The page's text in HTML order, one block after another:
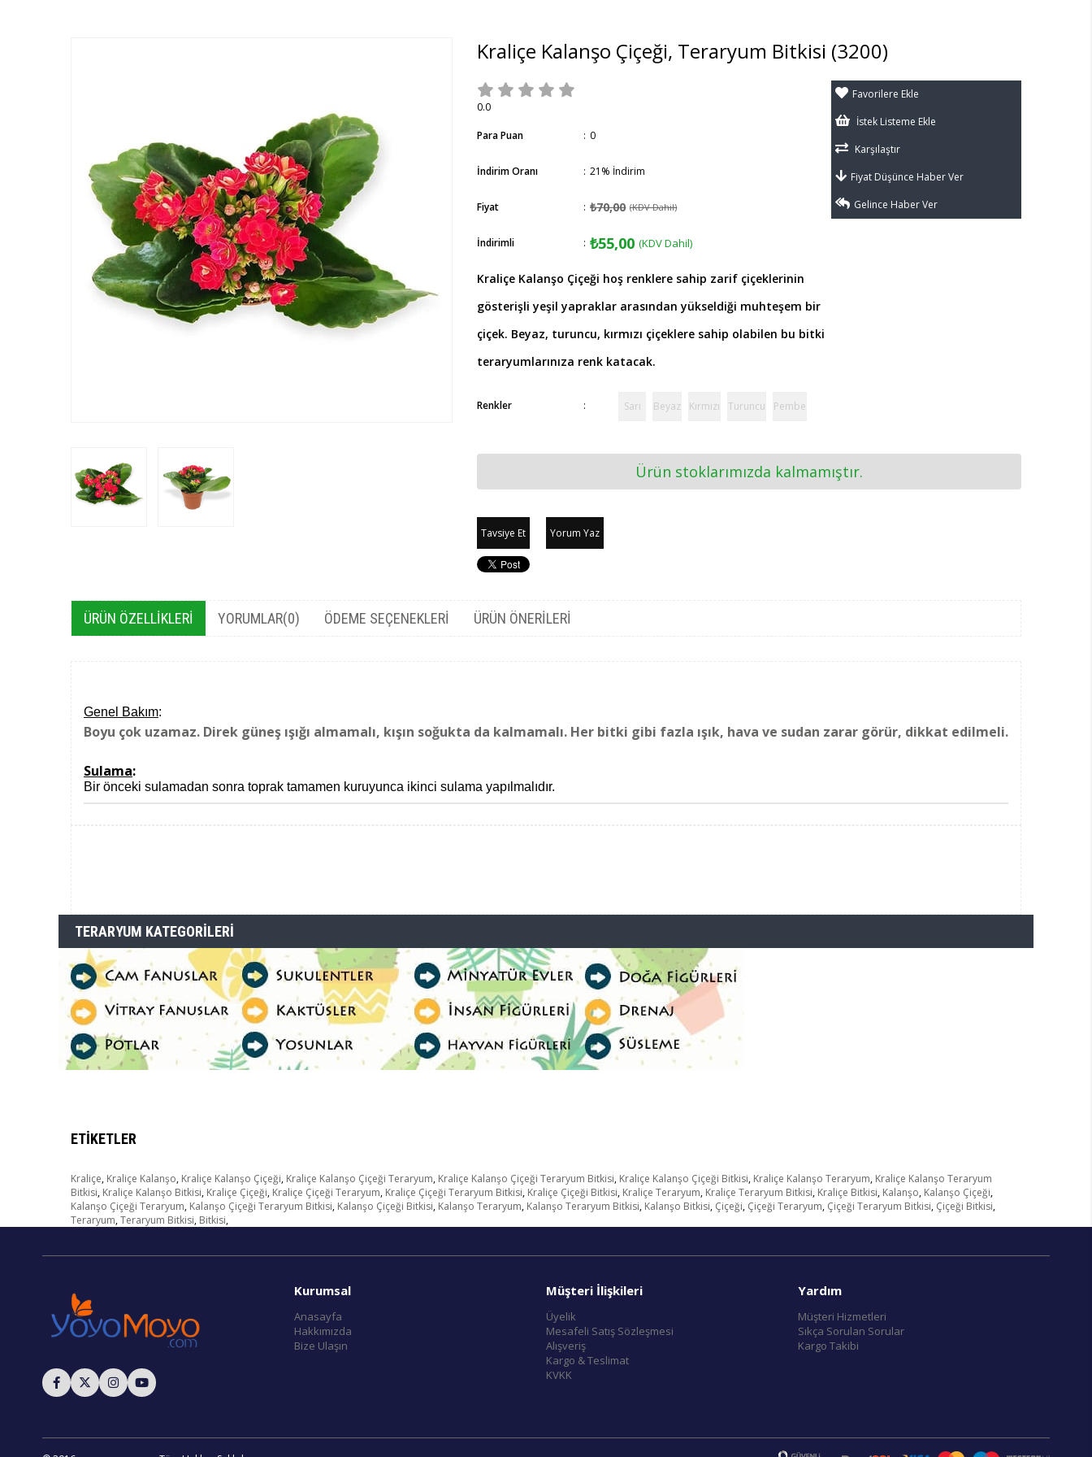
Kraliçe Kalanşo Çiçeği, Teraryum Bitkisi (3200)
0.0
Para Puan : 0
İndirim Oranı : %
21 İndirim
Fiyat : ₺70,00 (KDV Dahil)
İndirimli : ₺55,00 (KDV Dahil)
Kraliçe Kalanşo Çiçeği hoş renklere sahip zarif çiçeklerinin
gösterişli yeşil yapraklar arasından yükseldiği muhteşem bir
çiçek. Beyaz, turuncu, kırmızı çiçeklere sahip olabilen bu bitki
teraryumlarınıza renk katacak.
Renkler : Sarı Beyaz Kırmızı Turuncu Pembe
Favorilere Ekle
İstek Listeme Ekle
Karşılaştır
Fiyat Düşünce Haber Ver
Gelince Haber Ver
Ürün stoklarımızda kalmamıştır.
Tavsiye Et Yorum Yaz
ÜRÜN ÖZELLIKLERI YORUMLAR(0) ÖDEME SEÇENEKLERI ÜRÜN ÖNERILERI
Genel Bakım:
Boyu çok uzamaz. Direk güneş ışığı almamalı, kışın soğukta da kalmamalı. Her bitki gibi fazla ışık, hava ve sudan zarar görür, dikkat edilmeli.
Sulama:
Bir önceki sulamadan sonra toprak tamamen kuruyunca ikinci sulama yapılmalıdır.
TERARYUM KATEGORILERI
ETIKETLER
Kraliçe, Kraliçe Kalanşo, Kraliçe Kalanşo Çiçeği, Kraliçe Kalanşo Çiçeği Teraryum, Kraliçe Kalanşo Çiçeği Teraryum Bitkisi, Kraliçe Kalanşo Çiçeği Bitkisi, Kraliçe Kalanşo Teraryum, Kraliçe Kalanşo Teraryum
Bitkisi, Kraliçe Kalanşo Bitkisi, Kraliçe Çiçeği, Kraliçe Çiçeği Teraryum, Kraliçe Çiçeği Teraryum Bitkisi, Kraliçe Çiçeği Bitkisi, Kraliçe Teraryum, Kraliçe Teraryum Bitkisi, Kraliçe Bitkisi, Kalanşo, Kalanşo Çiçeği,
Kalanşo Çiçeği Teraryum, Kalanşo Çiçeği Teraryum Bitkisi, Kalanşo Çiçeği Bitkisi, Kalanşo Teraryum, Kalanşo Teraryum Bitkisi, Kalanşo Bitkisi, Çiçeği, Çiçeği Teraryum, Çiçeği Teraryum Bitkisi, Çiçeği Bitkisi,
Teraryum,Teraryum Bitkisi, Bitkisi,
Kurumsal
Anasayfa
Hakkımızda
Bize Ulaşın
Müşteri İlişkileri
Üyelik
Mesafeli Satış Sözleşmesi
Alışveriş
Kargo & Teslimat
KVKK
Yardım
Müşteri Hizmetleri
Sıkça Sorulan Sorular
Kargo Takibi